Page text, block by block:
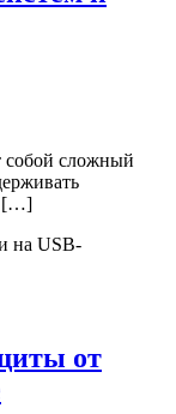
собой сложный
[…]
от